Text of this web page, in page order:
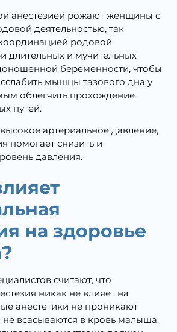
анестезией рожают женщины с
деятельностью, так
родовой
длительных и мучительных
беременности, чтобы
мышцы тазового дна у
облегчить прохождение
путей.
артериальное давление,
помогает снизить и
давления.
на здоровье
считают, что
никак не влияет на
анестетики не проникают
не всасываются в кровь малыша.